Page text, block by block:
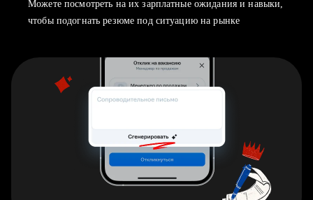
Можете посмотреть на их зарплатные ожидания и навыки,
чтобы подогнать резюме под ситуацию на рынке